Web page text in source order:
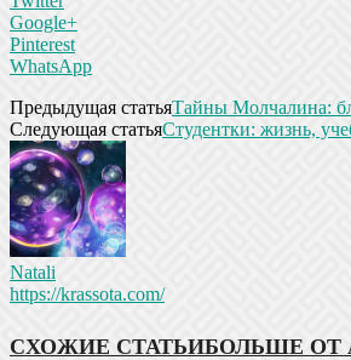
Google+
Pinterest
WhatsApp
Предыдущая статьяТайны Молчалина:
Следующая статьяСтудентки: жизнь,
Natali
https://krassota.com/
СХОЖИЕ СТАТЬИБОЛЬШЕ ОТ